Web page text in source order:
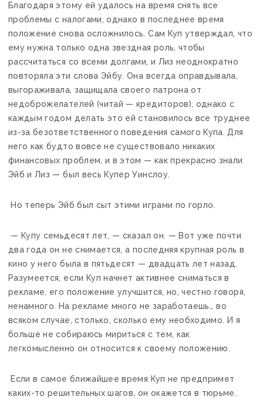
Благодаря этому ей удалось на время снять все
проблемы с налогами, однако в последнее время
положение снова осложнилось. Сам Куп утверждал, что
ему нужна только одна звездная роль, чтобы
рассчитаться со всеми долгами, и Лиз неоднократно
повторяла эти слова Эйбу. Она всегда оправдывала,
выгораживала, защищала своего патрона от
недоброжелателей (читай — кредиторов), однако с
каждым годом делать это ей становилось все труднее
из-за безответственного поведения самого Купа. Для
него как будто вовсе не существовало никаких
финансовых проблем, и в этом — как прекрасно знали
Эйб и Лиз — был весь Купер Уинслоу.
Но теперь Эйб был сыт этими играми по горло.
— Купу семьдесят лет, — сказал он. — Вот уже почти
два года он не снимается, а последняя крупная роль в
кино у него была в пятьдесят — двадцать лет назад.
Разумеется, если Куп начнет активнее сниматься в
рекламе, его положение улучшится, но, честно говоря,
ненамного. На рекламе много не заработаешь… во
всяком случае, столько, сколько ему необходимо. И я
больше не собираюсь мириться с тем, как
легкомысленно он относится к своему положению.
Если в самое ближайшее время Куп не предпримет
каких-то решительных шагов, он окажется в тюрьме.